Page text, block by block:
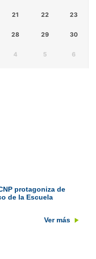
21 22 23
28 29 30
4 5 6
protagoniza de
de la Escuela
Ver más